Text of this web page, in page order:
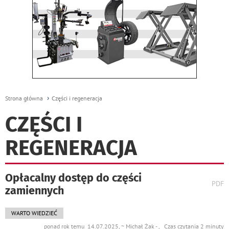
Strona główna Części i regeneracja
CZĘŚCI I
REGENERACJA
Opłacalny dostęp do części
zamiennych
PDF
WARTO WIEDZIEĆ
ponad rok temu 14.07.2025, ~ Michał Żak - , Czas czytania 2 minuty